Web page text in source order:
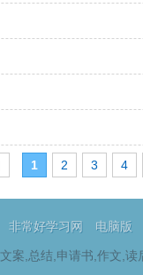
1 2 3 4
非常好学习网 电脑版
文案,总结,申请书,作文,读